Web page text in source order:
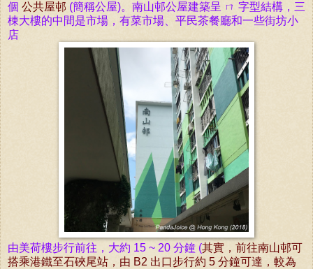
個 公共屋邨 (簡稱公屋)。南山邨公屋建築呈 ㄇ 字型結構，三
棟大樓的中間是市場，有菜市場、平民茶餐廳和一些街坊小
店
由美荷樓步行前往，大約 15 ~ 20 分鐘 (其實，前往南山邨可
搭乘港鐵至石硤尾站，由 B2 出口步行約 5 分鐘可達，較為